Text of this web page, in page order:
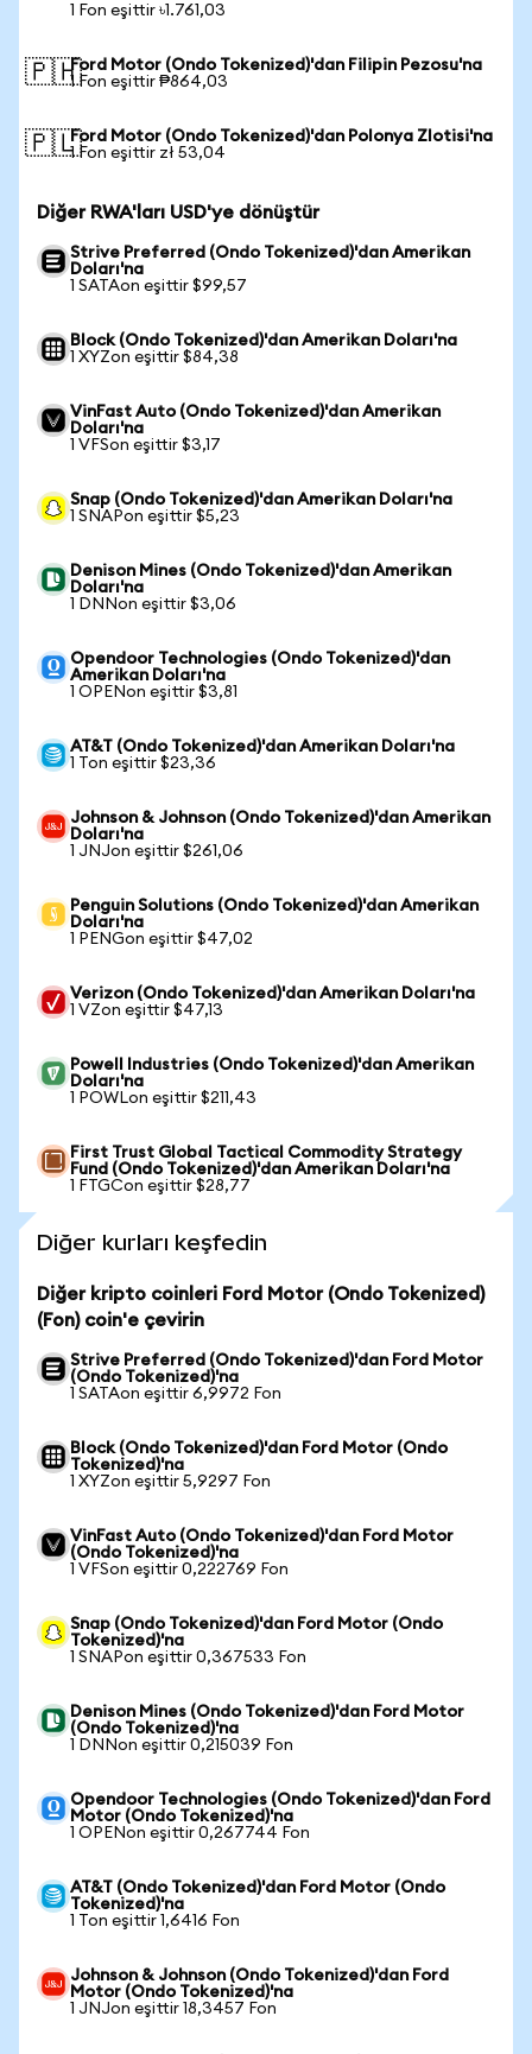
1 Fon eşittir ৳1.761,03
🇵🇭Ford Motor (Ondo Tokenized)'dan Filipin Pezosu'na
1 Fon eşittir ₱864,03
🇵🇱Ford Motor (Ondo Tokenized)'dan Polonya Zlotisi'na
1 Fon eşittir zł 53,04
Diğer RWA'ları USD'ye dönüştür
Strive Preferred (Ondo Tokenized)'dan Amerikan
Doları'na
1 SATAon eşittir $99,57
Block (Ondo Tokenized)'dan Amerikan Doları'na
1 XYZon eşittir $84,38
VinFast Auto (Ondo Tokenized)'dan Amerikan
Doları'na
1 VFSon eşittir $3,17
Snap (Ondo Tokenized)'dan Amerikan Doları'na
1 SNAPon eşittir $5,23
Denison Mines (Ondo Tokenized)'dan Amerikan
Doları'na
1 DNNon eşittir $3,06
Opendoor Technologies (Ondo Tokenized)'dan
Amerikan Doları'na
1 OPENon eşittir $3,81
AT&T (Ondo Tokenized)'dan Amerikan Doları'na
1 Ton eşittir $23,36
Johnson & Johnson (Ondo Tokenized)'dan Amerikan
Doları'na
1 JNJon eşittir $261,06
Penguin Solutions (Ondo Tokenized)'dan Amerikan
Doları'na
1 PENGon eşittir $47,02
Verizon (Ondo Tokenized)'dan Amerikan Doları'na
1 VZon eşittir $47,13
Powell Industries (Ondo Tokenized)'dan Amerikan
Doları'na
1 POWLon eşittir $211,43
First Trust Global Tactical Commodity Strategy
Fund (Ondo Tokenized)'dan Amerikan Doları'na
1 FTGCon eşittir $28,77
Diğer kurları keşfedin
Diğer kripto coinleri Ford Motor (Ondo Tokenized)
(Fon) coin'e çevirin
Strive Preferred (Ondo Tokenized)'dan Ford Motor
(Ondo Tokenized)'na
1 SATAon eşittir 6,9972 Fon
Block (Ondo Tokenized)'dan Ford Motor (Ondo
Tokenized)'na
1 XYZon eşittir 5,9297 Fon
VinFast Auto (Ondo Tokenized)'dan Ford Motor
(Ondo Tokenized)'na
1 VFSon eşittir 0,222769 Fon
Snap (Ondo Tokenized)'dan Ford Motor (Ondo
Tokenized)'na
1 SNAPon eşittir 0,367533 Fon
Denison Mines (Ondo Tokenized)'dan Ford Motor
(Ondo Tokenized)'na
1 DNNon eşittir 0,215039 Fon
Opendoor Technologies (Ondo Tokenized)'dan Ford
Motor (Ondo Tokenized)'na
1 OPENon eşittir 0,267744 Fon
AT&T (Ondo Tokenized)'dan Ford Motor (Ondo
Tokenized)'na
1 Ton eşittir 1,6416 Fon
Johnson & Johnson (Ondo Tokenized)'dan Ford
Motor (Ondo Tokenized)'na
1 JNJon eşittir 18,3457 Fon